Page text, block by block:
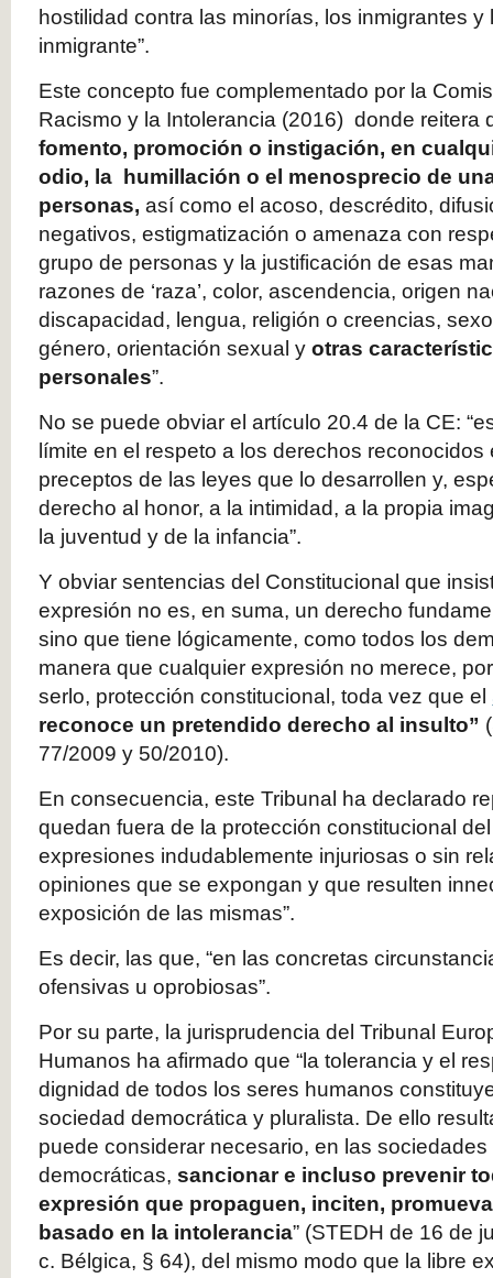
hostilidad contra las minorías, los inmigrantes
inmigrante”.
Este concepto fue complementado por la
Racismo y la Intolerancia (2016) donde reitera
fomento, promoción o instigación, en
odio, la humillación o el menosprecio de
personas, así como el acoso, descrédito,
negativos, estigmatización o amenaza con
grupo de personas y la justificación de esas
razones de ‘raza’, color, ascendencia, origen
discapacidad, lengua, religión o creencias,
género, orientación sexual y otras
personales”.
No se puede obviar el artículo 20.4 de la CE:
límite en el respeto a los derechos
preceptos de las leyes que lo desarrollen y,
derecho al honor, a la intimidad, a la propia
la juventud y de la infancia”.
Y obviar sentencias del Constitucional que
expresión no es, en suma, un derecho
sino que tiene lógicamente, como todos los
manera que cualquier expresión no merece,
serlo, protección constitucional, toda vez que el
reconoce un pretendido derecho al insulto”
77/2009 y 50/2010).
En consecuencia, este Tribunal ha declarado
quedan fuera de la protección constitucional
expresiones indudablemente injuriosas o sin
opiniones que se expongan y que resulten
exposición de las mismas”.
Es decir, las que, “en las concretas
ofensivas u oprobiosas”.
Por su parte, la jurisprudencia del Tribunal
Humanos ha afirmado que “la tolerancia y el
dignidad de todos los seres humanos
sociedad democrática y pluralista. De ello
puede considerar necesario, en las sociedades
democráticas, sancionar e incluso prevenir
expresión que propaguen, inciten,
basado en la intolerancia” (STEDH de 16 de
c. Bélgica, § 64), del mismo modo que la libre